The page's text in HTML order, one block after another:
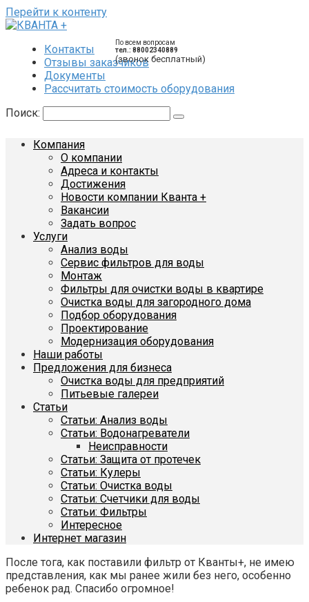
Перейти к контенту
По всем вопросам
тел.: 88002340889
(звонок бесплатный)
Контакты
Отзывы заказчиков
Документы
Рассчитать стоимость оборудования
Поиск:
Компания
О компании
Адреса и контакты
Достижения
Новости компании Кванта +
Вакансии
Задать вопрос
Услуги
Анализ воды
Сервис фильтров для воды
Монтаж
Фильтры для очистки воды в квартире
Очистка воды для загородного дома
Подбор оборудования
Проектирование
Модернизация оборудования
Наши работы
Предложения для бизнеса
Очистка воды для предприятий
Питьевые галереи
Статьи
Статьи: Анализ воды
Статьи: Водонагреватели
Неисправности
Статьи: Защита от протечек
Статьи: Кулеры
Статьи: Очистка воды
Статьи: Счетчики для воды
Статьи: Фильтры
Интересное
Интернет магазин
После тога, как поставили фильтр от Кванты+, не имею
представления, как мы ранее жили без него, особенно
ребенок рад. Спасибо огромное!